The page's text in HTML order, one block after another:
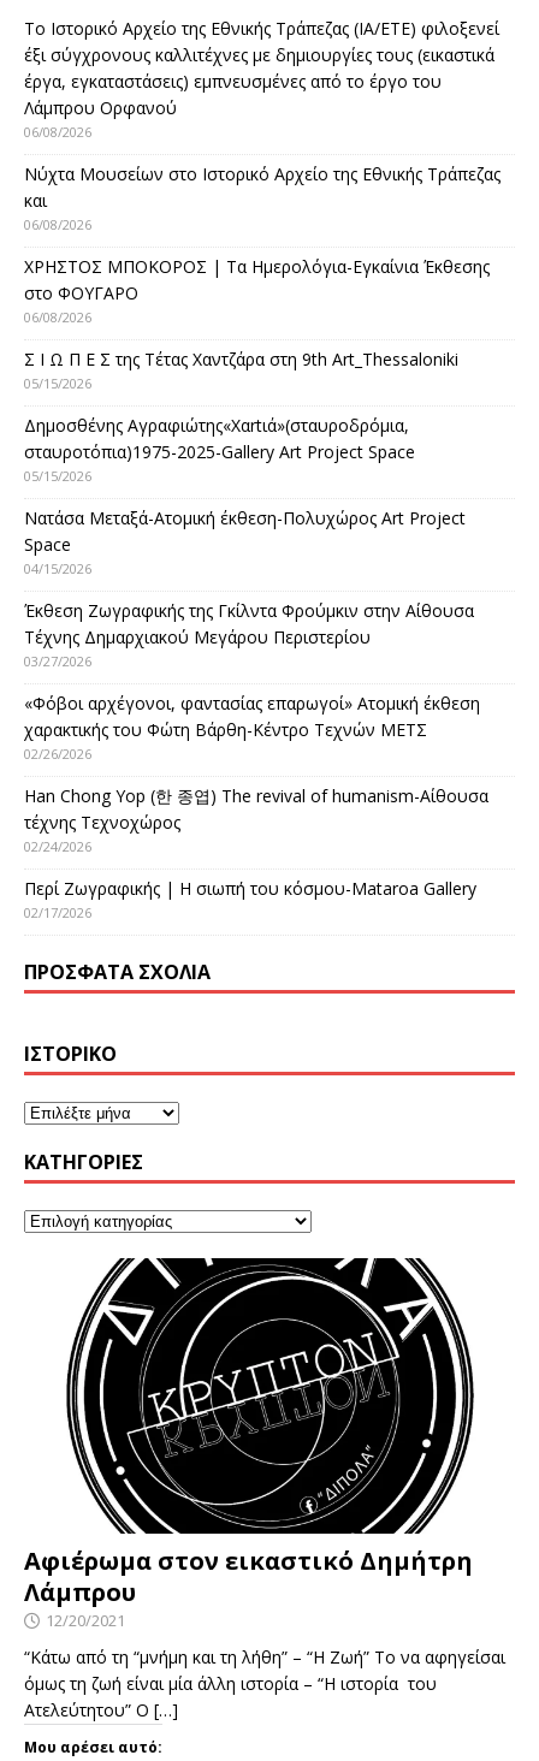
Το Ιστορικό Αρχείο της Εθνικής Τράπεζας (ΙΑ/ΕΤΕ) φιλοξενεί
έξι σύγχρονους καλλιτέχνες με δημιουργίες τους (εικαστικά
έργα, εγκαταστάσεις) εμπνευσμένες από το έργο του
Λάμπρου Ορφανού
06/08/2026
Νύχτα Μουσείων στο Ιστορικό Αρχείο της Εθνικής Τράπεζας
και
06/08/2026
ΧΡΗΣΤΟΣ ΜΠΟΚΟΡΟΣ | Τα Ημερολόγια-Εγκαίνια Έκθεσης
στο ΦΟΥΓΑΡΟ
06/08/2026
Σ Ι Ω Π Ε Σ της Τέτας Χαντζάρα στη 9th Art_Thessaloniki
05/15/2026
Δημοσθένης Αγραφιώτης«Xαrtιά»(σταυροδρόμια,
σταυροτόπια)1975-2025-Gallery Art Project Space
05/15/2026
Νατάσα Μεταξά-Ατομική έκθεση-Πολυχώρος Art Project
Space
04/15/2026
Έκθεση Ζωγραφικής της Γκίλντα Φρούμκιν στην Αίθουσα
Τέχνης Δημαρχιακού Μεγάρου Περιστερίου
03/27/2026
«Φόβοι αρχέγονοι, φαντασίας επαρωγοί» Ατομική έκθεση
χαρακτικής του Φώτη Βάρθη-Κέντρο Τεχνών ΜΕΤΣ
02/26/2026
Han Chong Yop (한 종엽) The revival of humanism-Αίθουσα
τέχνης Τεχνοχώρος
02/24/2026
Περί Ζωγραφικής | Η σιωπή του κόσμου-Mataroa Gallery
02/17/2026
ΠΡΌΣΦΑΤΑ ΣΧΌΛΙΑ
ΙΣΤΟΡΙΚΌ
KΑΤΗΓΟΡΊΕΣ
Αφιέρωμα στον εικαστικό Δημήτρη
Λάμπρου
12/20/2021
“Κάτω από τη “μνήμη και τη λήθη” – “Η Ζωή” Το να αφηγείσαι
όμως τη ζωή είναι μία άλλη ιστορία – “Η ιστορία του
Ατελεύτητου” Ο […]
Μου αρέσει αυτό: